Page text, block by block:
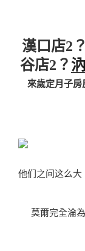
漢口店2
谷店2？
來歲定月子
他们之间这么大
莫爾完全淪